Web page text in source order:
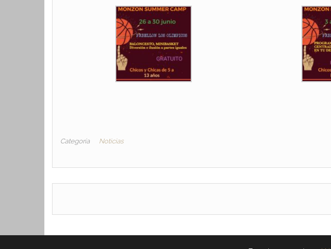
Categoría Noticias